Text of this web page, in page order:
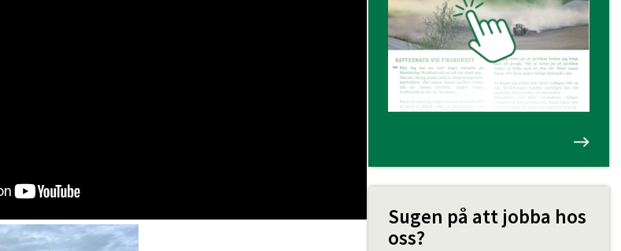
Sugen på att jobba hos
oss?